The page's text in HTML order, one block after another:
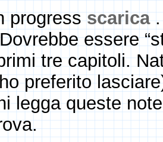
progress scarica
essere
tre capitoli.
preferito
legga queste